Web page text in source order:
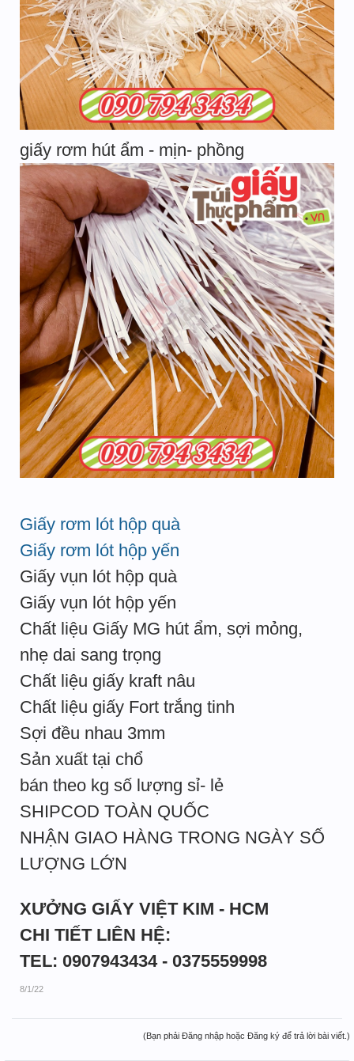
giấy rơm hút ẩm - mịn- phồng
Giấy rơm lót hộp quà
Giấy rơm lót hộp yến
Giấy vụn lót hộp quà
Giấy vụn lót hộp yến
Chất liệu Giấy MG hút ẩm, sợi mỏng,
nhẹ dai sang trọng
Chất liệu giấy kraft nâu
Chất liệu giấy Fort trắng tinh
Sợi đều nhau 3mm
Sản xuất tại chổ
bán theo kg số lượng sỉ- lẻ
SHIPCOD TOÀN QUỐC
NHẬN GIAO HÀNG TRONG NGÀY SỐ
LƯỢNG LỚN
XƯỞNG GIẤY VIỆT KIM - HCM
CHI TIẾT LIÊN HỆ:
TEL: 0907943434 - 0375559998
8/1/22
(Bạn phải Đăng nhập hoặc Đăng ký để trả lời bài viết.)